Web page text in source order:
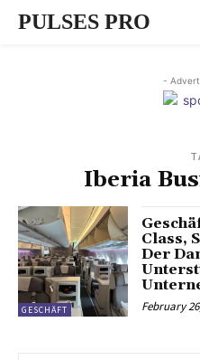
PULSES PRO
-
Iberia
GESCHÄFT
Class,
Der
February